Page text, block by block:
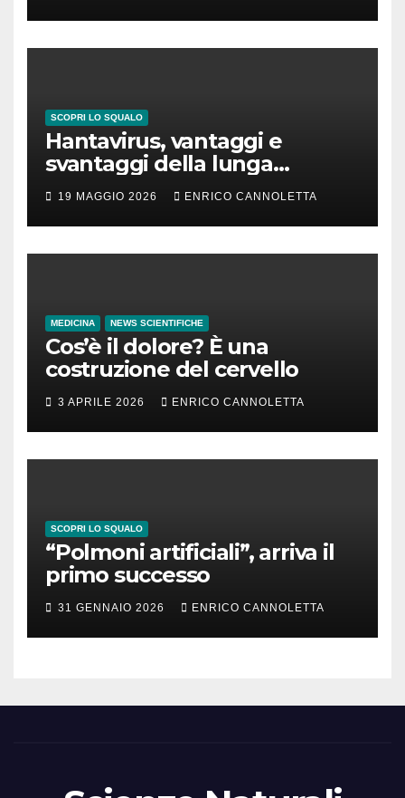
SCOPRI LO SQUALO
Hantavirus, vantaggi e
svantaggi della lunga
incubazione
19 MAGGIO 2026 ENRICO CANNOLETTA
MEDICINA NEWS SCIENTIFICHE
Cos’è il dolore? È una
costruzione del cervello
3 APRILE 2026 ENRICO CANNOLETTA
SCOPRI LO SQUALO
“Polmoni artificiali”, arriva il
primo successo
31 GENNAIO 2026 ENRICO CANNOLETTA